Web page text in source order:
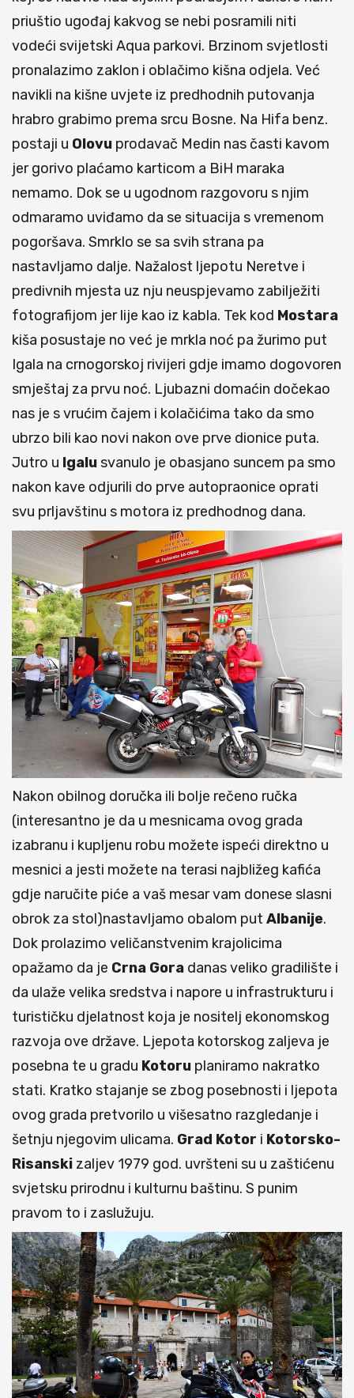
priuštio ugođaj kakvog se nebi posramili niti
vodeći svijetski Aqua parkovi. Brzinom svjetlosti
pronalazimo zaklon i oblačimo kišna odjela. Već
navikli na kišne uvjete iz predhodnih putovanja
hrabro grabimo prema srcu Bosne. Na Hifa benz.
postaji u Olovu prodavač Medin nas časti kavom
jer gorivo plaćamo karticom a BiH maraka
nemamo. Dok se u ugodnom razgovoru s njim
odmaramo uviđamo da se situacija s vremenom
pogoršava. Smrklo se sa svih strana pa
nastavljamo dalje. Nažalost ljepotu Neretve i
predivnih mjesta uz nju neuspjevamo zabilježiti
fotografijom jer lije kao iz kabla. Tek kod Mostara
kiša posustaje no već je mrkla noć pa žurimo put
Igala na crnogorskoj rivijeri gdje imamo dogovoren
smještaj za prvu noć. Ljubazni domaćin dočekao
nas je s vrućim čajem i kolačićima tako da smo
ubrzo bili kao novi nakon ove prve dionice puta.
Jutro u Igalusvanulo je obasjano suncem pa smo
nakon kave odjurili do prve autopraonice oprati
svu prljavštinu s motora iz predhodnog dana.
Nakon obilnog doručka ili bolje rečeno ručka
(interesantno je da u mesnicama ovog grada
izabranu i kupljenu robu možete ispeći direktno u
mesnici a jesti možete na terasi najbližeg kafića
gdje naručite piće a vaš mesar vam donese slasni
obrok za stol)nastavljamo obalom put Albanije.
Dok prolazimo veličanstvenim krajolicima
opažamo da je Crna Gora danas veliko gradilište i
da ulaže velika sredstva i napore u infrastrukturu i
turističku djelatnost koja je nositelj ekonomskog
razvoja ove države. Ljepota kotorskog zaljeva je
posebna te u gradu Kotoru planiramo nakratko
stati. Kratko stajanje se zbog posebnosti i ljepota
ovog grada pretvorilo u višesatno razgledanje i
šetnju njegovim ulicama. Grad Kotor i Kotorsko-
Risanski zaljev 1979 god. uvršteni su u zaštićenu
svjetsku prirodnu i kulturnu baštinu. S punim
pravom to i zaslužuju.